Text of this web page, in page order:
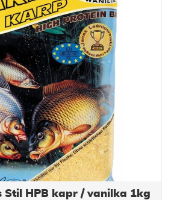
Naopak po přidání
lze s touto směsí také
větší ryby v teplých letních
Stil HPB kapr / vanilka 1kg